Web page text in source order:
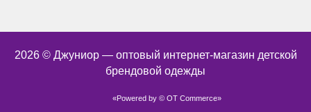
2026 © Джуниор ― оптовый интернет-магазин детской
брендовой одежды
«Powered by © OT Commerce»